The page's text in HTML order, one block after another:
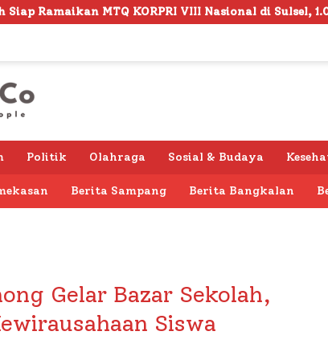
VIII Nasional di Sulsel, 1.024 Peserta Terdaftar
Politik Olahraga Sosial & Budaya
Berita Sampang Berita Bangkalan
Gelar Bazar Sekolah,
Siswa